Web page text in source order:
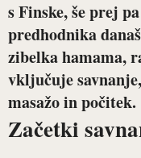
s Finske, še prej
predhodnika
zibelka hamama,
vključuje
masažo in počitek.
Začetki